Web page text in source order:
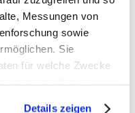
Messungen von
sowie
Sie
für welche Zwecke
Details zeigen